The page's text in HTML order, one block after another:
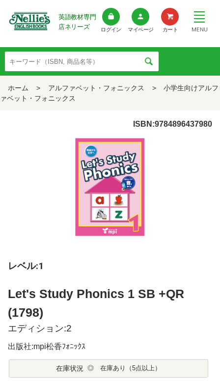
英語教材専門
店ネリーズ
ログイン マイページ カート MENU
ホーム > アルファベット・フォニックス >
小学生向けアルフ
ァベット・フォニックス
ISBN:9784896437980
レベル:1
Let's Study Phonics 1 SB +QR
(1798)
エディション:2
出版社:mpi松香ﾌｫﾆｯｸｽ
在庫状況 ◎ 在庫あり（5点以上）